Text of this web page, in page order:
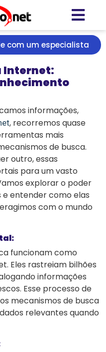
com um especialista
Internet:
informações,
, recorremos quase
mais
de busca.
outro, essas
para um vasto
explorar o poder
entender como elas
com o mundo
funcionam como
Eles rastreiam bilhões
informações
Esse processo de
mecanismos de busca
relevantes quando